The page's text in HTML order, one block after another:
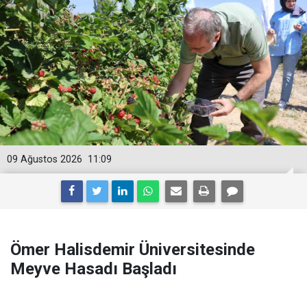
11:09
09 Ağustos 2026
Ömer Halisdemir Üniversitesinde
Meyve Hasadı Başladı